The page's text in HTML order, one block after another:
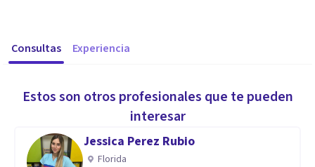
Consultas Experiencia
Estos son otros profesionales que te pueden
interesar
Jessica Perez Rubio
Florida